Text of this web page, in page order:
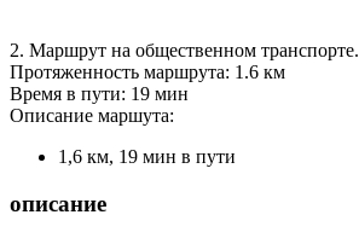
2. Маршрут на общественном транспорте.
Протяженность маршрута: 1.6 км
Время в пути: 19 мин
Описание маршута:
1,6 км, 19 мин в пути
описание